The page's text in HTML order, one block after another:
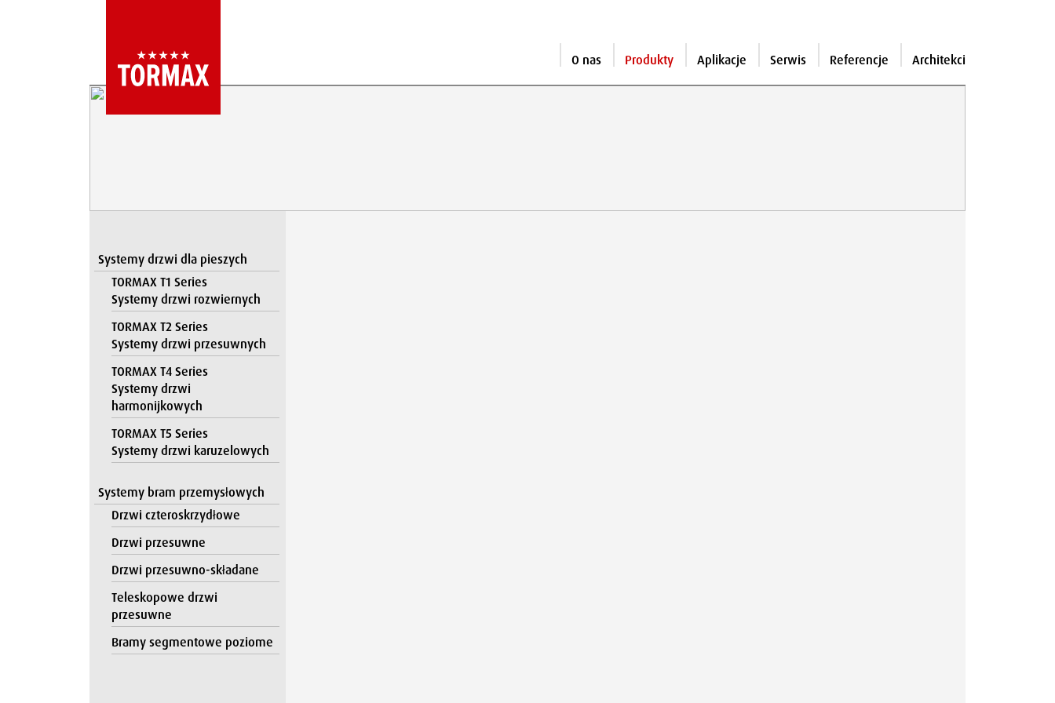
O nas Produkty Aplikacje Serwis Referencje Architekci
Systemy drzwi dla pieszych
TORMAX T1 Series
Systemy drzwi rozwiernych
TORMAX T2 Series
Systemy drzwi przesuwnych
TORMAX T4 Series
Systemy drzwi
harmonijkowych
TORMAX T5 Series
Systemy drzwi karuzelowych
Systemy bram przemysłowych
Drzwi czteroskrzydłowe
Drzwi przesuwne
Drzwi przesuwno-składane
Teleskopowe drzwi
przesuwne
Bramy segmentowe poziome